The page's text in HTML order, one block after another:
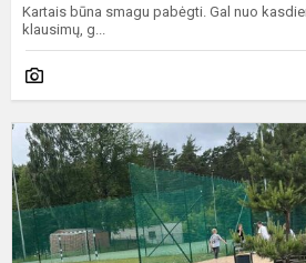
Kartais būna smagu pabėgti. Gal nuo
klausimų, g...